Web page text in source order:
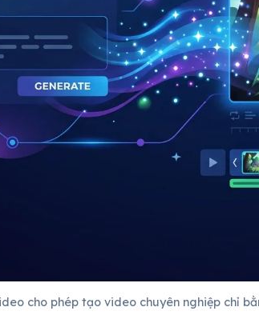
cho phép tạo video chuyên nghiệp chỉ